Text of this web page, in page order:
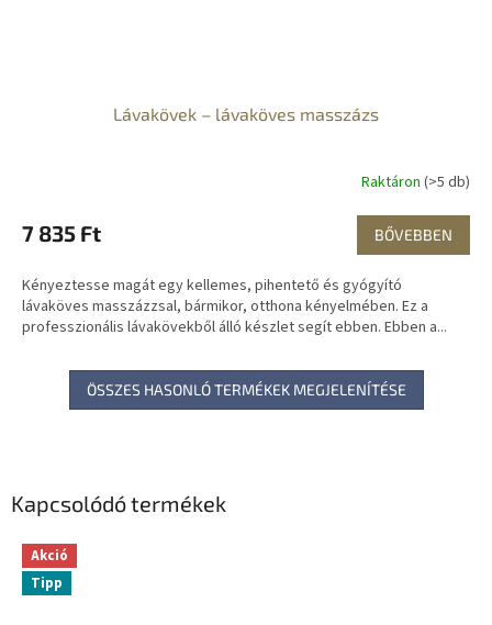
Kapcsolódó termékek
Akció
Tipp
Lávakövek – lávaköves masszázs
Raktáron (>5 db)
7 835 Ft BŐVEBBEN
Kényeztesse magát egy kellemes, pihentető és gyógyító
lávaköves masszázzsal, bármikor, otthona kényelmében. Ez a
professzionális lávakövekből álló készlet segít ebben. Ebben a...
ÖSSZES HASONLÓ TERMÉKEK MEGJELENÍTÉSE